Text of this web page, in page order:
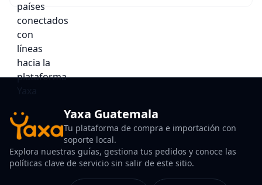
Yaxa Guatemala
Tu plataforma de compra e importación con
soporte local.
Explora nuestras guías, gestiona tus pedidos y conoce las
políticas clave de servicio sin salir de este sitio.